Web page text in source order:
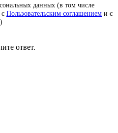
данных (в том числе
Пользовательским соглашением и с
)
ответ.